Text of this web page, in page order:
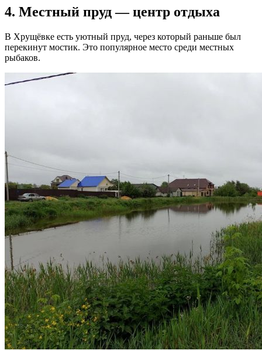
4. Местный пруд — центр отдыха
В Хрущёвке есть уютный пруд, через который раньше был
перекинут мостик. Это популярное место среди местных
рыбаков.